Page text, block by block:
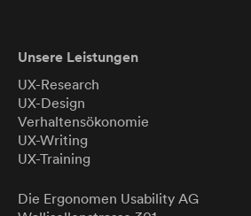
Unsere Leistungen
UX-Research
UX-Design
Verhaltensökonomie
UX-Writing
UX-Training
Die Ergonomen Usability AG